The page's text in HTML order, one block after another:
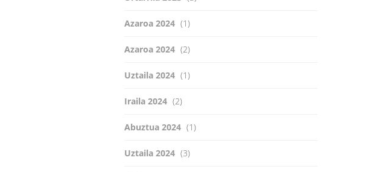
Azaroa 2024 (1)
Azaroa 2024 (2)
Uztaila 2024 (1)
Iraila 2024 (2)
Abuztua 2024 (1)
Uztaila 2024 (3)